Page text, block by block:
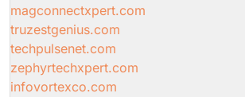
magconnectxpert.com
truzestgenius.com
techpulsenet.com
zephyrtechxpert.com
infovortexco.com